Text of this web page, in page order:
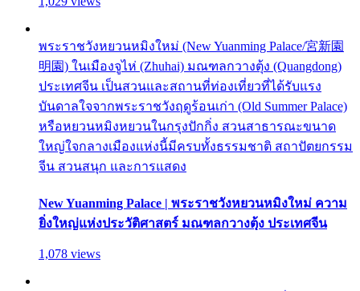
พระราชวังหยวนหมิงใหม่ (New Yuanming Palace/宮新園
明園) ในเมืองจูไห่ (Zhuhai) มณฑลกวางตุ้ง (Quangdong)
ประเทศจีน เป็นสวนและสถานที่ท่องเที่ยวที่ได้รับแรง
บันดาลใจจากพระราชวังฤดูร้อนเก่า (Old Summer Palace)
หรือหยวนหมิงหยวนในกรุงปักกิ่ง สวนสาธารณะขนาด
ใหญ่ใจกลางเมืองแห่งนี้มีครบทั้งธรรมชาติ สถาปัตยกรรม
จีน สวนสนุก และการแสดง
New Yuanming Palace | พระราชวังหยวนหมิงใหม่ ความ
ยิ่งใหญ่แห่งประวัติศาสตร์ มณฑลกวางตุ้ง ประเทศจีน
1,078 views